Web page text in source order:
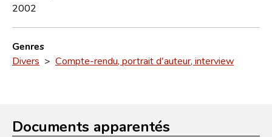
2002
Genres
Divers > Compte-rendu, portrait d'auteur, interview
Documents apparentés